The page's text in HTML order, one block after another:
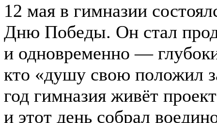
12 мая в гимназии
Дню Победы. Он стал
и одновременно —
кто «душу свою положил
год гимназия живёт
и этот день собрал